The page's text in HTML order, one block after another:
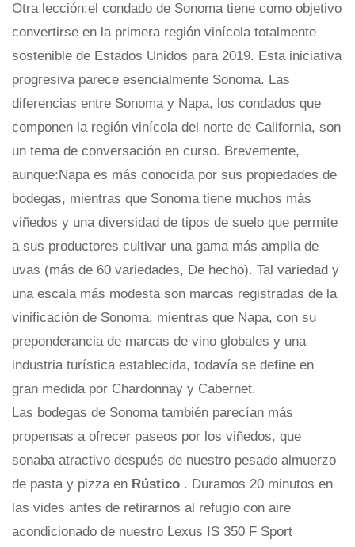
Otra lección:el condado de Sonoma tiene como objetivo
convertirse en la primera región vinícola totalmente
sostenible de Estados Unidos para 2019. Esta iniciativa
progresiva parece esencialmente Sonoma. Las
diferencias entre Sonoma y Napa, los condados que
componen la región vinícola del norte de California, son
un tema de conversación en curso. Brevemente,
aunque:Napa es más conocida por sus propiedades de
bodegas, mientras que Sonoma tiene muchos más
viñedos y una diversidad de tipos de suelo que permite
a sus productores cultivar una gama más amplia de
uvas (más de 60 variedades, De hecho). Tal variedad y
una escala más modesta son marcas registradas de la
vinificación de Sonoma, mientras que Napa, con su
preponderancia de marcas de vino globales y una
industria turística establecida, todavía se define en
gran medida por Chardonnay y Cabernet.
Las bodegas de Sonoma también parecían más
propensas a ofrecer paseos por los viñedos, que
sonaba atractivo después de nuestro pesado almuerzo
de pasta y pizza en Rústico . Duramos 20 minutos en
las vides antes de retirarnos al refugio con aire
acondicionado de nuestro Lexus IS 350 F Sport